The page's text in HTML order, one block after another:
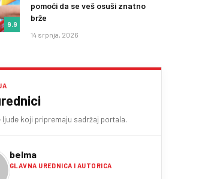
9.9
pomoći da se veš osuši znatno
brže
14 srpnja, 2026
ljude koji pripremaju sadržaj portala.
belma
GLAVNA UREDNICA I AUTORICA